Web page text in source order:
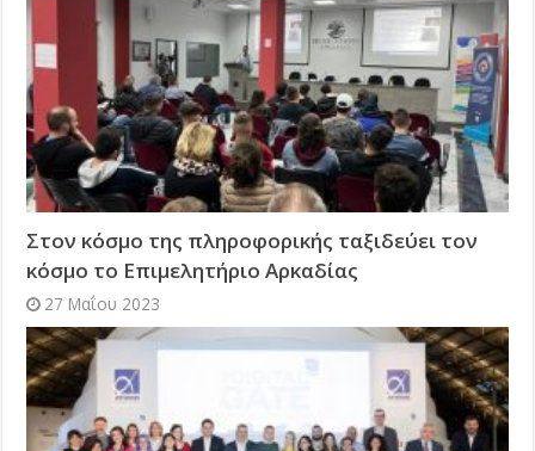
Στον κόσμο της πληροφορικής ταξιδεύει τον
κόσμο το Επιμελητήριο Αρκαδίας
27 Μαΐου 2023